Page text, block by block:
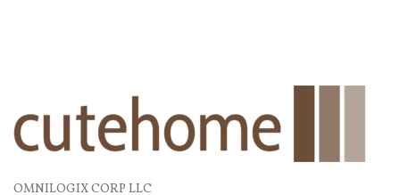
OMNILOGIX CORP LLC